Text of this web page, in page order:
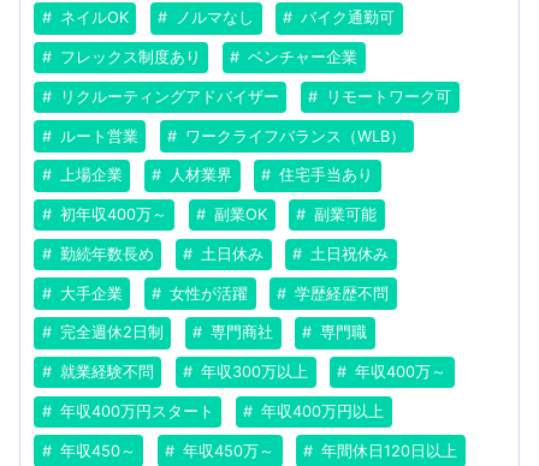
ネイルOK ノルマなし バイク通勤可
フレックス制度あり ベンチャー企業
リクルーティングアドバイザー リモートワーク可
ルート営業 ワークライフバランス（WLB）
上場企業 人材業界 住宅手当あり
初年収400万～ 副業OK 副業可能
勤続年数長め 土日休み 土日祝休み
大手企業 女性が活躍 学歴経歴不問
完全週休2日制 専門商社 専門職
就業経験不問 年収300万以上 年収400万～
年収400万円スタート 年収400万円以上
年収450～ 年収450万～ 年間休日120日以上